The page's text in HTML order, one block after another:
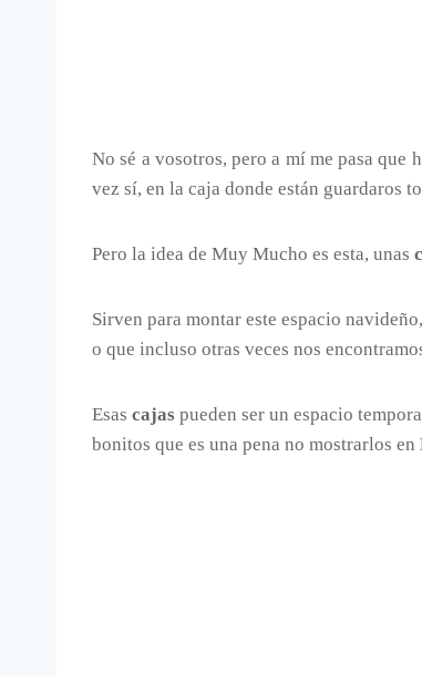
No sé a vosotros, pero a mí me pasa que
vez sí, en la caja donde están guardaros
Pero la idea de Muy Mucho es esta, unas
Sirven para montar este espacio
o que incluso otras veces nos
Esascajaspueden ser un espacio
bonitos que es una pena no mostrarlos en